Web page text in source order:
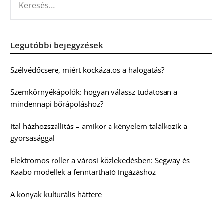
Legutóbbi bejegyzések
Szélvédőcsere, miért kockázatos a halogatás?
Szemkörnyékápolók: hogyan válassz tudatosan a
mindennapi bőrápoláshoz?
Ital házhozszállítás – amikor a kényelem találkozik a
gyorsasággal
Elektromos roller a városi közlekedésben: Segway és
Kaabo modellek a fenntartható ingázáshoz
A konyak kulturális háttere